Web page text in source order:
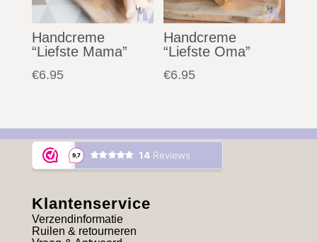
Handcreme
“Liefste Mama”
€6.95
Handcreme
“Liefste Oma”
€6.95
Klantenservice
Verzendinformatie
Ruilen & retourneren